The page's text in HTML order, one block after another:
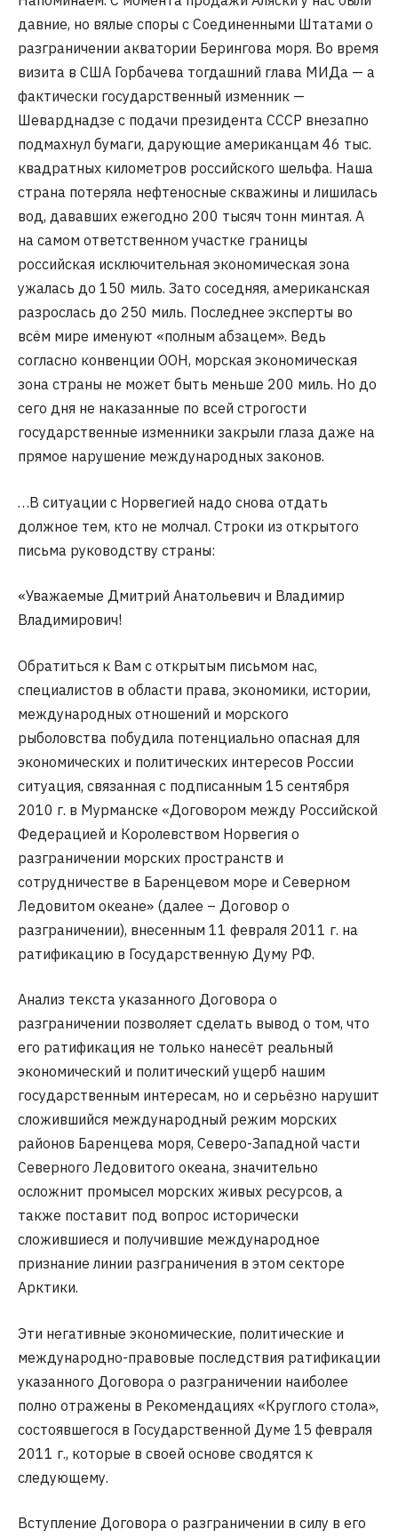
давние, но вялые споры с Соединенными Штатами о
разграничении акватории Берингова моря. Во время
визита в США Горбачева тогдашний глава МИДа — а
фактически государственный изменник —
Шеварднадзе с подачи президента СССР внезапно
подмахнул бумаги, дарующие американцам 46 тыс.
квадратных километров российского шельфа. Наша
страна потеряла нефтеносные скважины и лишилась
вод, дававших ежегодно 200 тысяч тонн минтая. А
на самом ответственном участке границы
российская исключительная экономическая зона
ужалась до 150 миль. Зато соседняя, американская
разрослась до 250 миль. Последнее эксперты во
всём мире именуют «полным абзацем». Ведь
согласно конвенции ООН, морская экономическая
зона страны не может быть меньше 200 миль. Но до
сего дня не наказанные по всей строгости
государственные изменники закрыли глаза даже на
прямое нарушение международных законов.
…В ситуации с Норвегией надо снова отдать
должное тем, кто не молчал. Строки из открытого
письма руководству страны:
«Уважаемые Дмитрий Анатольевич и Владимир
Владимирович!
Обратиться к Вам с открытым письмом нас,
специалистов в области права, экономики, истории,
международных отношений и морского
рыболовства побудила потенциально опасная для
экономических и политических интересов России
ситуация, связанная с подписанным 15 сентября
2010 г. в Мурманске «Договором между Российской
Федерацией и Королевством Норвегия о
разграничении морских пространств и
сотрудничестве в Баренцевом море и Северном
Ледовитом океане» (далее – Договор о
разграничении), внесенным 11 февраля 2011 г. на
ратификацию в Государственную Думу РФ.
Анализ текста указанного Договора о
разграничении позволяет сделать вывод о том, что
его ратификация не только нанесёт реальный
экономический и политический ущерб нашим
государственным интересам, но и серьёзно нарушит
сложившийся международный режим морских
районов Баренцева моря, Северо-Западной части
Северного Ледовитого океана, значительно
осложнит промысел морских живых ресурсов, а
также поставит под вопрос исторически
сложившиеся и получившие международное
признание линии разграничения в этом секторе
Арктики.
Эти негативные экономические, политические и
международно-правовые последствия ратификации
указанного Договора о разграничении наиболее
полно отражены в Рекомендациях «Круглого стола»,
состоявшегося в Государственной Думе 15 февраля
2011 г., которые в своей основе сводятся к
следующему.
Вступление Договора о разграничении в силу в его